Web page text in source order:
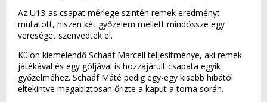
Az U13-as csapat mérlege szintén remek eredményt
mutatott, hiszen két győzelem mellett mindössze egy
vereséget szenvedtek el.
Külön kiemelendő Schaáf Marcell teljesítménye, aki remek
játékával és egy góljával is hozzájárult csapata egyik
győzelméhez. Schaáf Máté pedig egy-egy kisebb hibától
eltekintve magabiztosan őrizte a kaput a torna során.